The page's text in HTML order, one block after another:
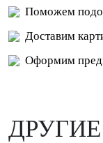
Поможем
Доставим
Оформим